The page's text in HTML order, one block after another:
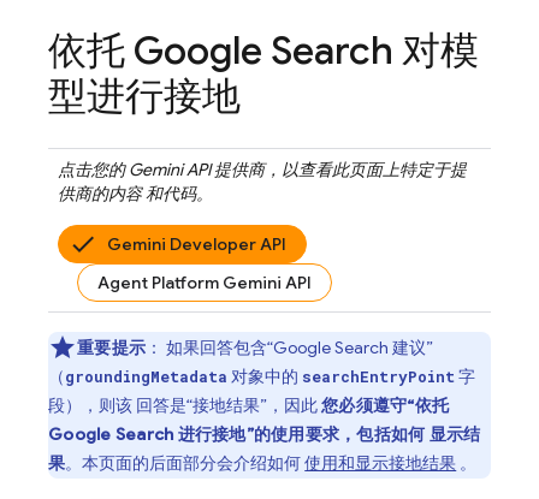
依托 Google Search 对模
型进行接地
点击您的Gemini API提供商，以查看此页面上特定于提
供商的内容 和代码。
Gemini Developer API
Agent Platform Gemini API
重要提示 ： 如果回答包含“Google Search 建议”
（groundingMetadata 对象中的 searchEntryPoint 字
段），则该 回答是“接地结果”，因此您必须遵守“依托
Google Search 进行接地”的使用要求，包括如何 显示结
果。本页面的后面部分会介绍如何使用和显示接地结果 。